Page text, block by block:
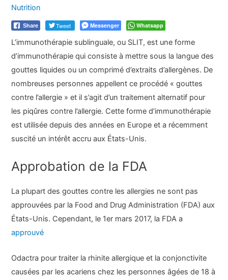
Nutrition
Share Tweet Messenger Whatsapp
L’immunothérapie sublinguale, ou SLIT, est une forme
d’immunothérapie qui consiste à mettre sous la langue des
gouttes liquides ou un comprimé d’extraits d’allergènes. De
nombreuses personnes appellent ce procédé « gouttes
contre l’allergie » et il s’agit d’un traitement alternatif pour
les piqûres contre l’allergie. Cette forme d’immunothérapie
est utilisée depuis des années en Europe et a récemment
suscité un intérêt accru aux États-Unis.
Approbation de la FDA
La plupart des gouttes contre les allergies ne sont pas
approuvées par la Food and Drug Administration (FDA) aux
États-Unis. Cependant, le 1er mars 2017, la FDA a
approuvé
Odactra pour traiter la rhinite allergique et la conjonctivite
causées par les acariens chez les personnes âgées de 18 à